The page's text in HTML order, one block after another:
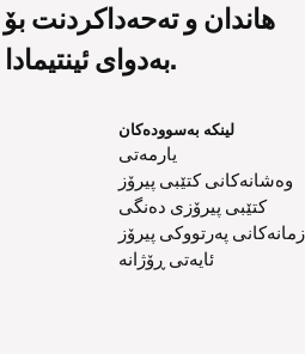
هاندان و تەحەداکردنت
بەدوای ئینتیمادا بگەڕێیت لەگەڵ خودا.
لینکە بەسوودەکان
یارمەتی
وەشانەکانی کتێبی پیرۆز
کتێبی پیرۆزی دەنگی
زمانەکانی پەرتووکی پیرۆز
ئایەتی ڕۆژانە